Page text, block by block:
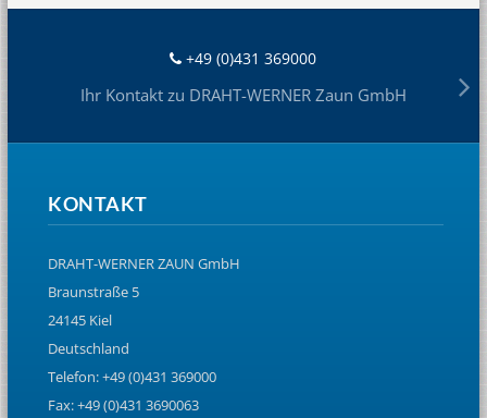
+49 (0)431 369000
Ihr Kontakt zu DRAHT-WERNER Zaun GmbH
KONTAKT
DRAHT-WERNER ZAUN GmbH
Braunstraße 5
24145 Kiel
Deutschland
Telefon: +49 (0)431 369000
Fax: +49 (0)431 3690063